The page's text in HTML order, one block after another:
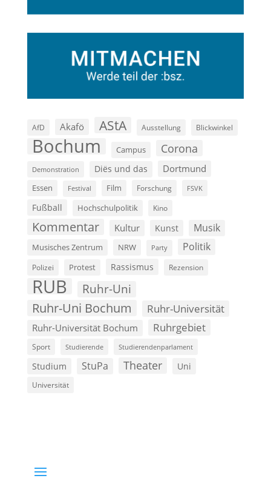
AfD Akafö AStA Ausstellung Blickwinkel
Bochum Campus Corona
Demonstration Diës und das Dortmund
Essen Festival Film Forschung FSVK
Fußball Hochschulpolitik Kino
Kommentar Kultur Kunst Musik
Musisches Zentrum NRW Party Politik
Polizei Protest Rassismus Rezension
RUB Ruhr-Uni
Ruhr-Uni Bochum Ruhr-Universität
Ruhr-Universität Bochum Ruhrgebiet
Sport Studierende Studierendenparlament
Studium StuPa Theater Uni
Universität